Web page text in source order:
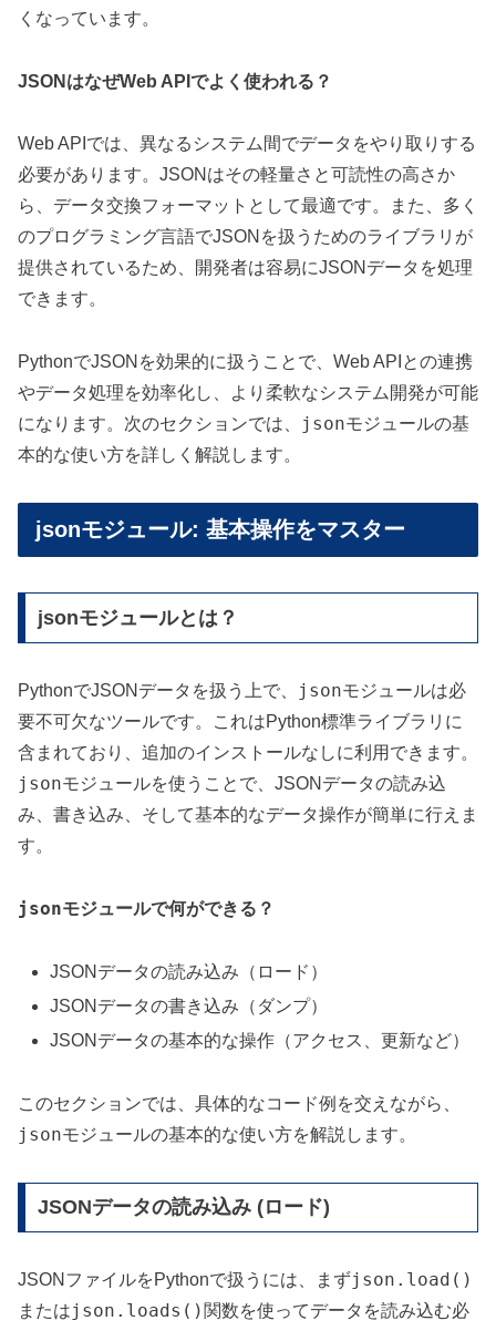
くなっています。
JSONはなぜWeb APIでよく使われる？
Web APIでは、異なるシステム間でデータをやり取りする
必要があります。JSONはその軽量さと可読性の高さか
ら、データ交換フォーマットとして最適です。また、多く
のプログラミング言語でJSONを扱うためのライブラリが
提供されているため、開発者は容易にJSONデータを処理
できます。
PythonでJSONを効果的に扱うことで、Web APIとの連携
やデータ処理を効率化し、より柔軟なシステム開発が可能
になります。次のセクションでは、
jsonモジュールの基
本的な使い方を詳しく解説します。
jsonモジュール: 基本操作をマスター
jsonモジュールとは？
PythonでJSONデータを扱う上で、 jsonモジュールは必
要不可欠なツールです。これはPython標準ライブラリに
含まれており、追加のインストールなしに利用できます。
jsonモジュールを使うことで、JSONデータの読み込
み、書き込み、そして基本的なデータ操作が簡単に行えま
す。
jsonモジュールで何ができる？
JSONデータの読み込み（ロード）
JSONデータの書き込み（ダンプ）
JSONデータの基本的な操作（アクセス、更新など）
このセクションでは、具体的なコード例を交えながら、
jsonモジュールの基本的な使い方を解説します。
JSONデータの読み込み (ロード)
JSONファイルをPythonで扱うには、まずjson.load()
またはjson.loads() 関数を使ってデータを読み込む必